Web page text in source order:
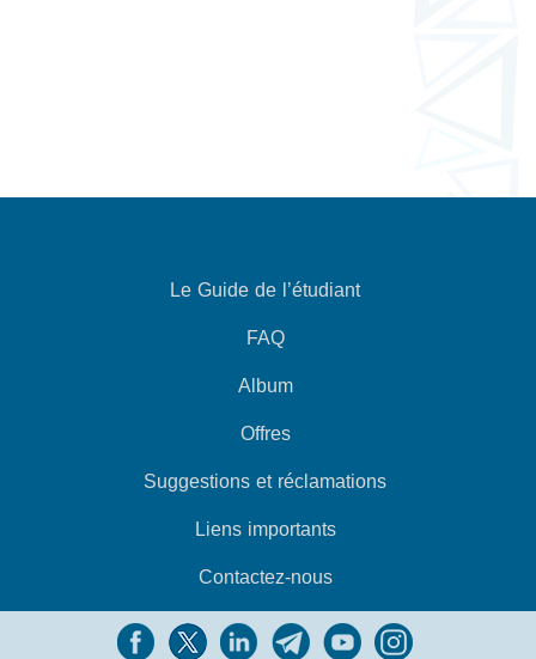
Le Guide de l’étudiant
FAQ
Album
Offres
Suggestions et réclamations
Liens importants
Contactez-nous